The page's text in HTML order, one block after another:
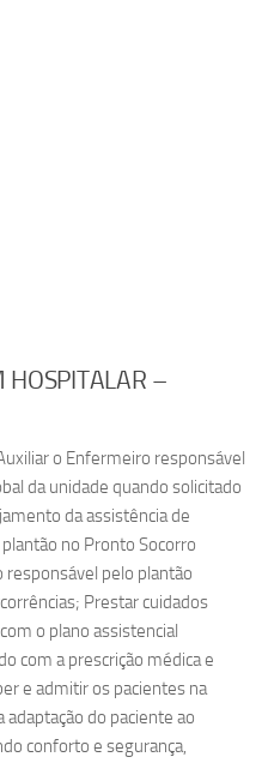
HOSPITALAR –
o Enfermeiro responsável
da unidade quando solicitado
da assistência de
no Pronto Socorro
pelo plantão
Prestar cuidados
o plano assistencial
com a prescrição médica e
e admitir os pacientes na
do paciente ao
conforto e segurança,